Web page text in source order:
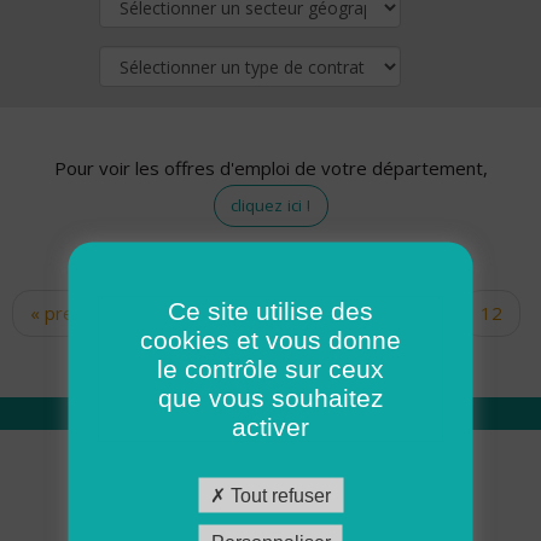
Pour voir les offres d'emploi de votre département,
cliquez ici !
Pages
« premier ‹ précédent … 10
12
14 15 16 17
Qui sommes nous
Académie ADMR
Ce site utilise des
cookies et vous donne
le contrôle sur ceux
que vous souhaitez
activer
Tout refuser